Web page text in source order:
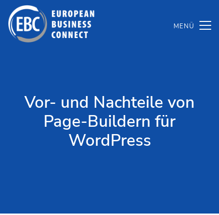
Inhalt
springen
Vor- und Nachteile von
Page-Buildern für
WordPress